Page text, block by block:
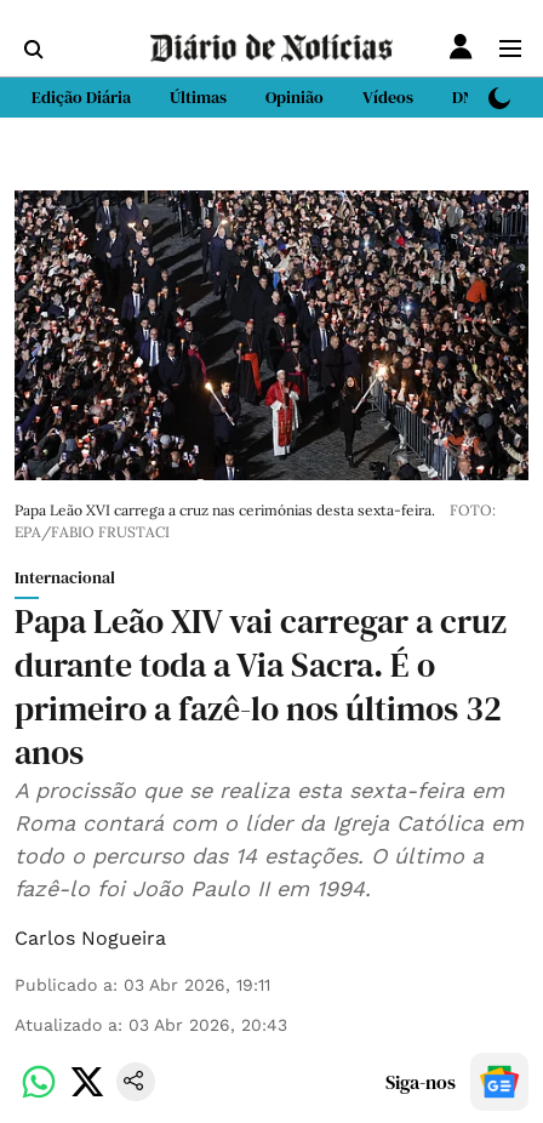
Edição Diária Últimas Opinião Vídeos DN Sport
Papa Leão XVI carrega a cruz nas cerimónias desta sexta-feira.
FOTO:
EPA/FABIO FRUSTACI
Internacional
Papa Leão XIV vai carregar a cruz
durante toda a Via Sacra. É o
primeiro a fazê-lo nos últimos 32
anos
A procissão que se realiza esta sexta-feira em
Roma contará com o líder da Igreja Católica em
todo o percurso das 14 estações. O último a
fazê-lo foi João Paulo II em 1994.
Carlos Nogueira
Publicado a: 03 Abr 2026, 19:11
Atualizado a: 03 Abr 2026, 20:43
Siga-nos